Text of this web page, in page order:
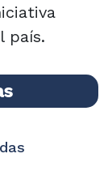
país.